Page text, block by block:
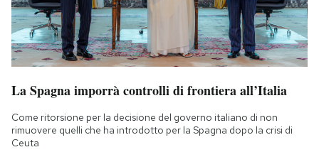
La Spagna imporrà controlli di frontiera all’Italia
Come ritorsione per la decisione del governo italiano di non
rimuovere quelli che ha introdotto per la Spagna dopo la crisi di
Ceuta